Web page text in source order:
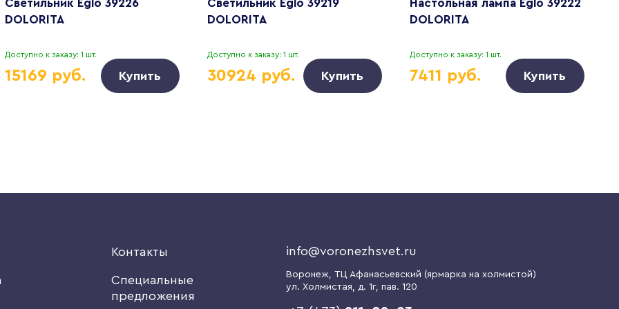
Светильник Eglo 39226
DOLORITA
Доступно к заказу: 1 шт.
15169 руб. Купить
Светильник Eglo 39219
DOLORITA
Доступно к заказу: 1 шт.
30924 руб. Купить
Настольная лампа Eglo 39222
DOLORITA
Доступно к заказу: 1 шт.
7411 руб. Купить
Контакты
Специальные
предложения
info@voronezhsvet.ru
Воронеж, ТЦ Афанасьевский (ярмарка на холмистой)
ул. Холмистая, д. 1г, пав. 120